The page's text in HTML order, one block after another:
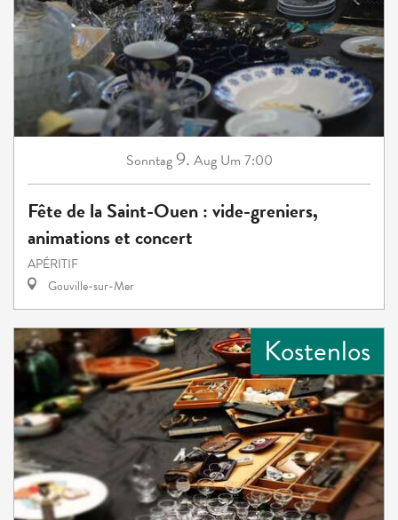
Sonntag9. Aug Um 7:00
Fête de la Saint-Ouen : vide-greniers,
animations et concert
APÉRITIF
Gouville-sur-Mer
Kostenlos